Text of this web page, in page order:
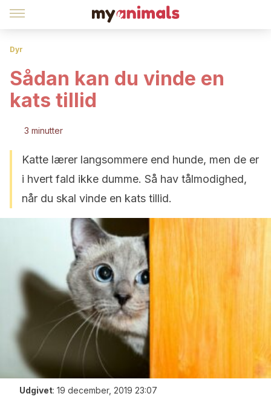
Dyr
Sådan kan du vinde en
kats tillid
3 minutter
Katte lærer langsommere end hunde, men de er
i hvert fald ikke dumme. Så hav tålmodighed,
når du skal vinde en kats tillid.
Udgivet: 19 december, 2019 23:07